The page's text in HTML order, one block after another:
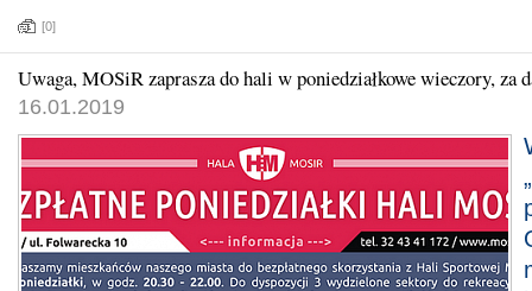
[0]
Uwaga, MOSiR zaprasza do hali w poniedziałkowe wieczory, za
16.01.2019